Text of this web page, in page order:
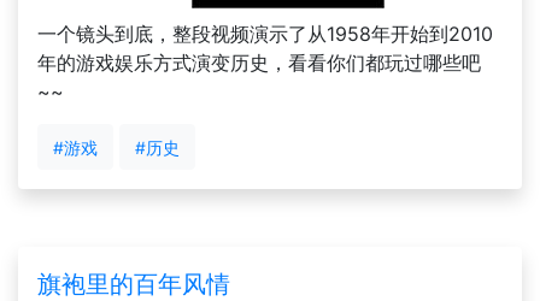
一个镜头到底，整段视频演示了从1958年开始到2010
年的游戏娱乐方式演变历史，看看你们都玩过哪些吧
~~
#游戏 #历史
旗袍里的百年风情